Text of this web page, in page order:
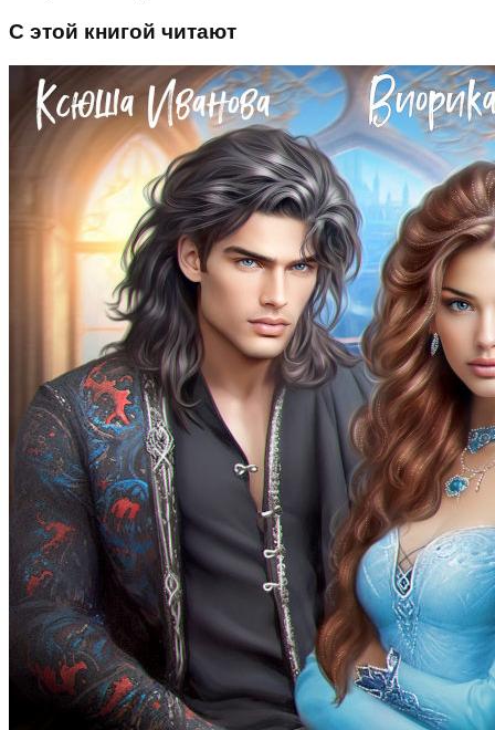
С этой книгой читают